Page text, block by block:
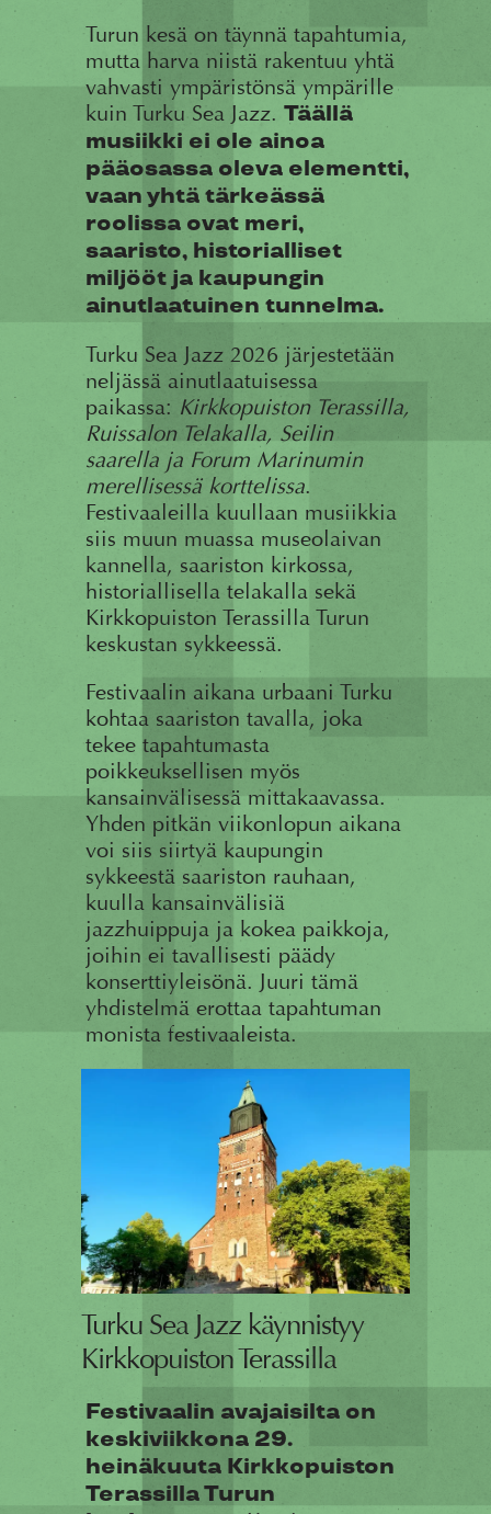
Turun kesä on täynnä tapahtumia,
mutta harva niistä rakentuu yhtä
vahvasti ympäristönsä ympärille
kuin Turku Sea Jazz. Täällä
musiikki ei ole ainoa
pääosassa oleva elementti,
vaan yhtä tärkeässä
roolissa ovat meri,
saaristo, historialliset
miljööt ja kaupungin
ainutlaatuinen tunnelma.
Turku Sea Jazz 2026 järjestetään
neljässä ainutlaatuisessa
paikassa: Kirkkopuiston Terassilla,
Ruissalon Telakalla, Seilin
saarella ja Forum Marinumin
merellisessä korttelissa.
Festivaaleilla kuullaan musiikkia
siis muun muassa museolaivan
kannella, saariston kirkossa,
historiallisella telakalla sekä
Kirkkopuiston Terassilla Turun
keskustan sykkeessä.
Festivaalin aikana urbaani Turku
kohtaa saariston tavalla, joka
tekee tapahtumasta
poikkeuksellisen myös
kansainvälisessä mittakaavassa.
Yhden pitkän viikonlopun aikana
voi siis siirtyä kaupungin
sykkeestä saariston rauhaan,
kuulla kansainvälisiä
jazzhuippuja ja kokea paikkoja,
joihin ei tavallisesti päädy
konserttiyleisönä. Juuri tämä
yhdistelmä erottaa tapahtuman
monista festivaaleista.
Turku Sea Jazz käynnistyy
Kirkkopuiston Terassilla
Festivaalin avajaisilta on
keskiviikkona 29.
heinäkuuta Kirkkopuiston
Terassilla Turun